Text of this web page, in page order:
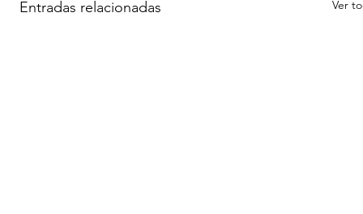
Entradas relacionadas Ver